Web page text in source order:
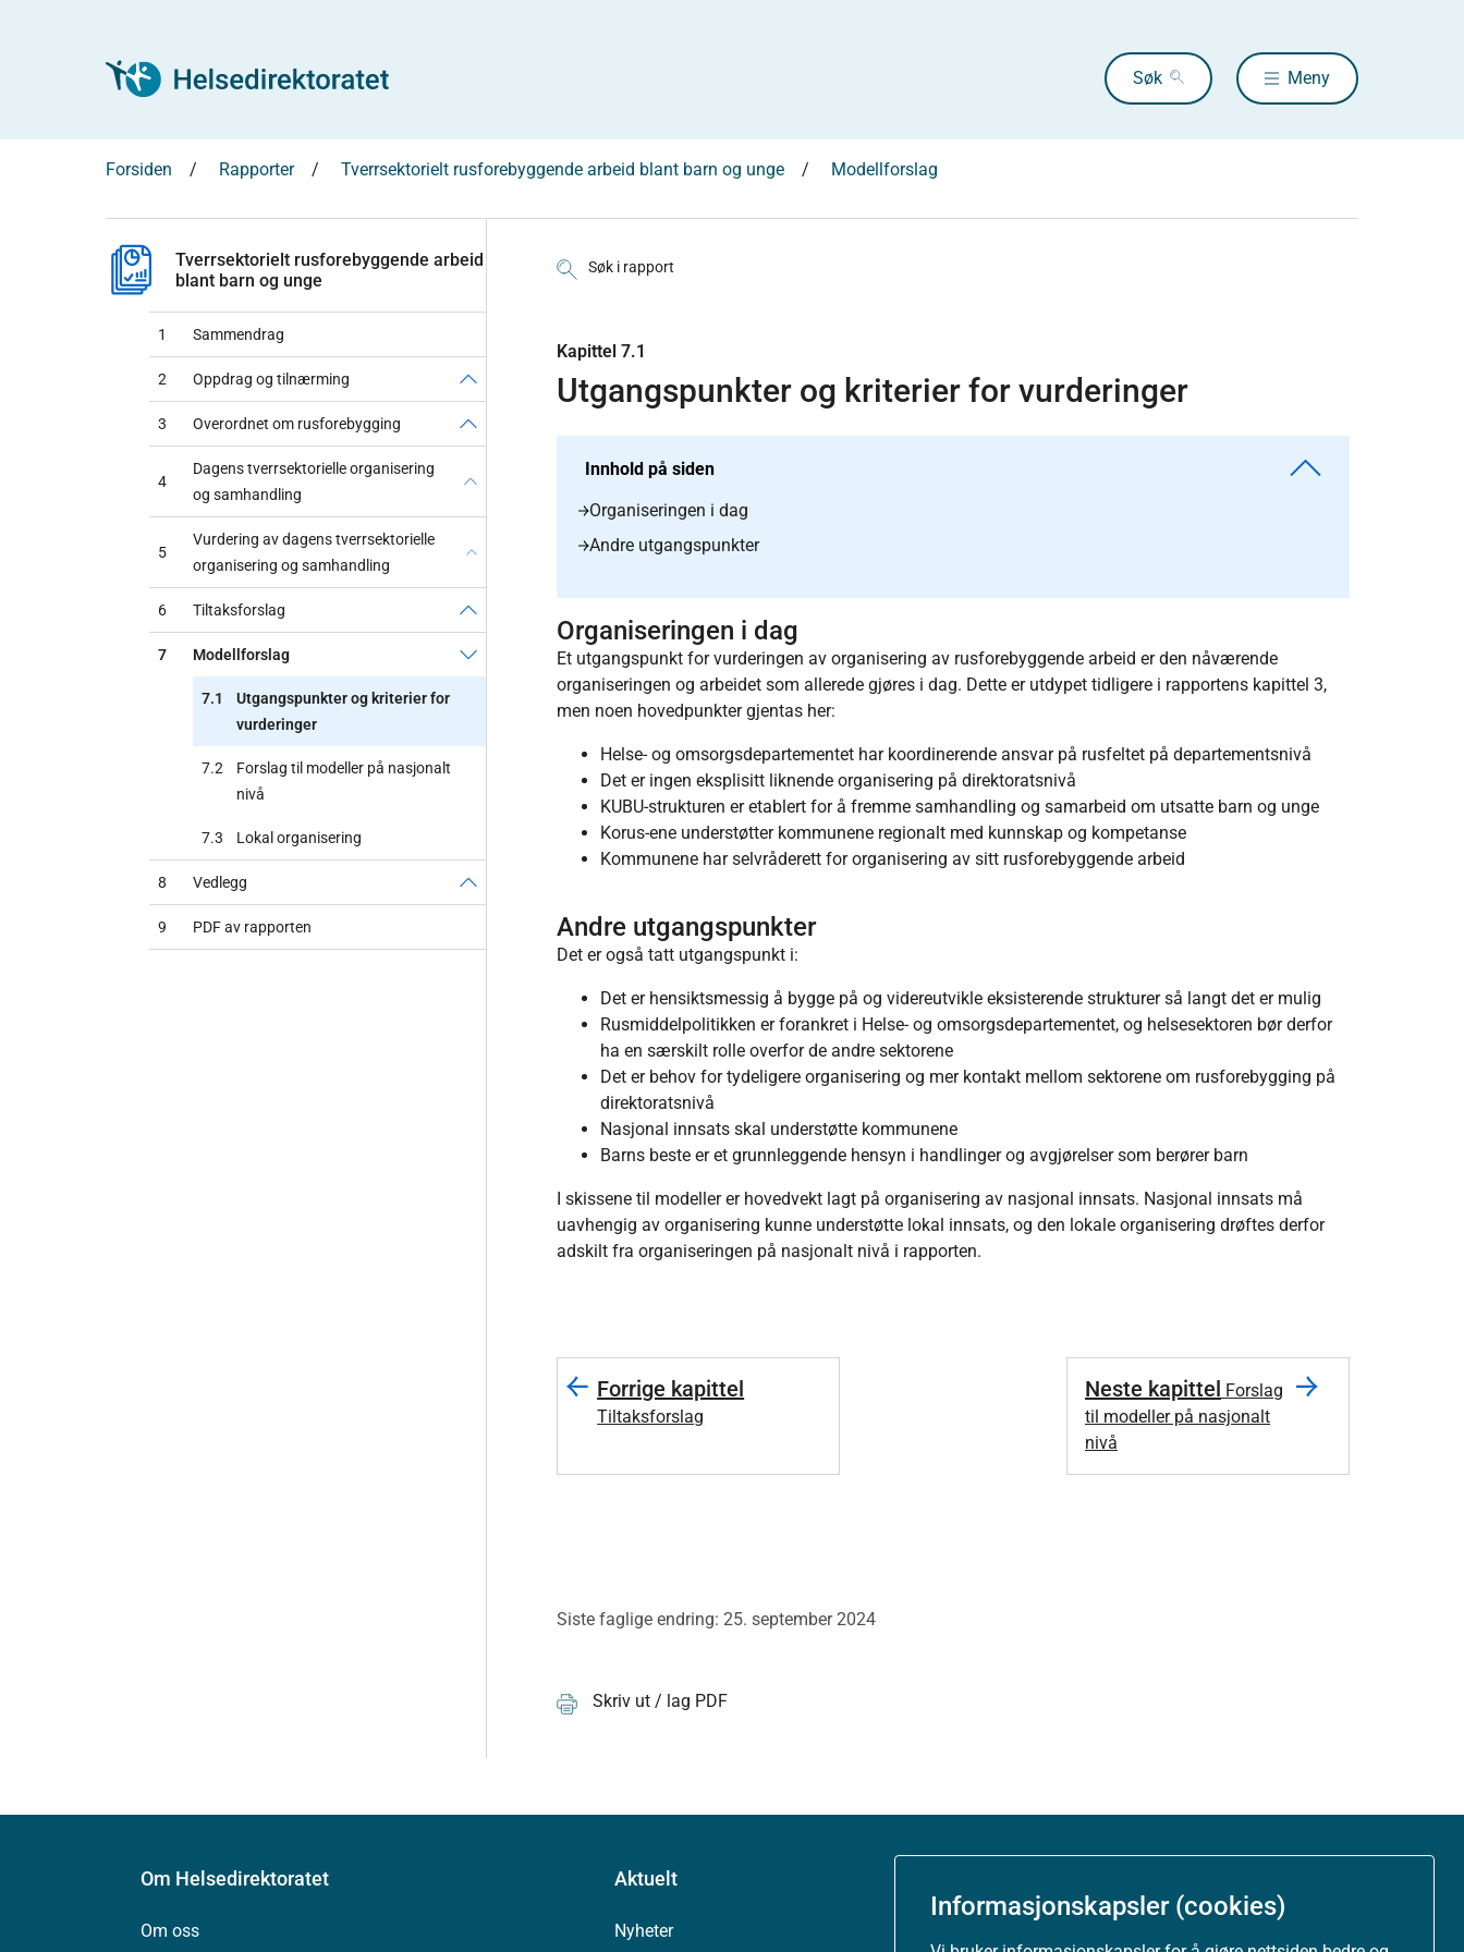
Informasjonskapsler (cookies)
Søk Meny
Forsiden Rapporter Tverrsektorielt rusforebyggende arbeid blant barn og unge Modellforslag
Tverrsektorielt rusforebyggende arbeid
blant barn og unge
1 Sammendrag
2 Oppdrag og tilnærming
3 Overordnet om rusforebygging
4
Dagens tverrsektorielle organisering
og samhandling
5
Vurdering av dagens tverrsektorielle
organisering og samhandling
6 Tiltaksforslag
7 Modellforslag
7.1
Utgangspunkter og kriterier for
vurderinger
7.2
Forslag til modeller på nasjonalt
nivå
7.3 Lokal organisering
8 Vedlegg
9 PDF av rapporten
Søk i rapport
Kapittel 7.1
Utgangspunkter og kriterier for vurderinger
Innhold på siden
Organiseringen i dag
Andre utgangspunkter
Organiseringen i dag
Et utgangspunkt for vurderingen av organisering av rusforebyggende arbeid er den nåværende
organiseringen og arbeidet som allerede gjøres i dag. Dette er utdypet tidligere i rapportens kapittel 3,
men noen hovedpunkter gjentas her:
Helse- og omsorgsdepartementet har koordinerende ansvar på rusfeltet på departementsnivå
Det er ingen eksplisitt liknende organisering på direktoratsnivå
KUBU-strukturen er etablert for å fremme samhandling og samarbeid om utsatte barn og unge
Korus-ene understøtter kommunene regionalt med kunnskap og kompetanse
Kommunene har selvråderett for organisering av sitt rusforebyggende arbeid
Andre utgangspunkter
Det er også tatt utgangspunkt i:
Det er hensiktsmessig å bygge på og videreutvikle eksisterende strukturer så langt det er mulig
Rusmiddelpolitikken er forankret i Helse- og omsorgsdepartementet, og helsesektoren bør derfor
ha en særskilt rolle overfor de andre sektorene
Det er behov for tydeligere organisering og mer kontakt mellom sektorene om rusforebygging på
direktoratsnivå
Nasjonal innsats skal understøtte kommunene
Barns beste er et grunnleggende hensyn i handlinger og avgjørelser som berører barn
I skissene til modeller er hovedvekt lagt på organisering av nasjonal innsats. Nasjonal innsats må
uavhengig av organisering kunne understøtte lokal innsats, og den lokale organisering drøftes derfor
adskilt fra organiseringen på nasjonalt nivå i rapporten.
Forrige kapittel
Tiltaksforslag
Neste kapittel Forslag
til modeller på nasjonalt
nivå
Siste faglige endring: 25. september 2024
Skriv ut / lag PDF
Om Helsedirektoratet
Om oss
Aktuelt
Nyheter